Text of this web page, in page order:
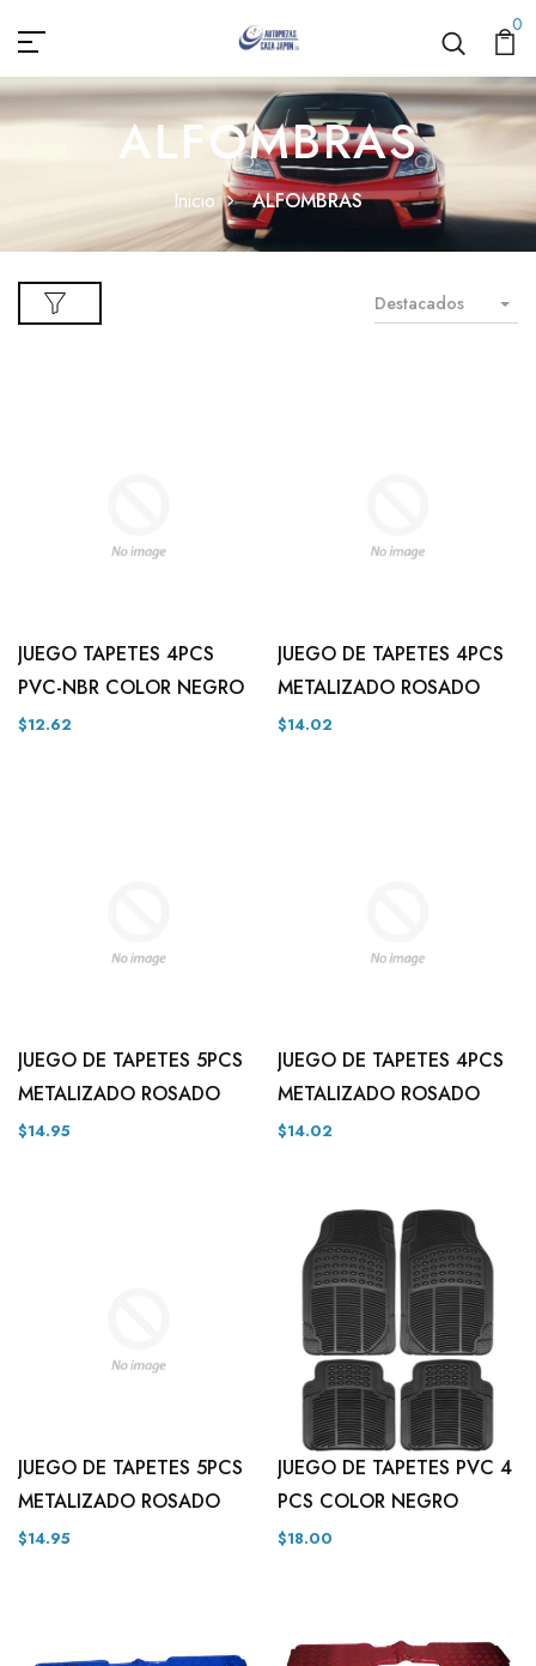
0
ALFOMBRAS
Inicio ALFOMBRAS
Destacados
JUEGO TAPETES 4PCS
PVC-NBR COLOR NEGRO
$12.62
JUEGO DE TAPETES 4PCS
METALIZADO ROSADO
$14.02
JUEGO DE TAPETES 5PCS
METALIZADO ROSADO
$14.95
JUEGO DE TAPETES 4PCS
METALIZADO ROSADO
$14.02
JUEGO DE TAPETES 5PCS
METALIZADO ROSADO
$14.95
JUEGO DE TAPETES PVC 4
PCS COLOR NEGRO
$18.00